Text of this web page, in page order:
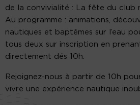
de la convivialité : La fête du club
Au programme : animations,
nautiques et baptêmes sur l’eau
tous deux sur inscription en
directement dés 10h.
Rejoignez-nous à partir de 10h
vivre une expérience nautique